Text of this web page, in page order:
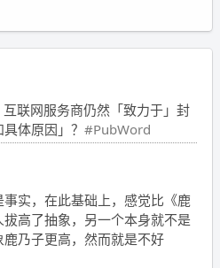
联网服务商仍然「致力于」封
体原因」？ #PubWord
实，在此基础上，感觉比《鹿
高了抽象，另一个本身就不是
乃子更高，然而就是不好